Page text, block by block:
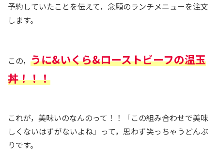
予約していたことを伝えて，念願のランチメニューを注文
します。
この， うに&いくら&ローストビーフの温玉
丼！！！
これが，美味いのなんのって！！「この組み合わせで美味
しくないはずがないよね」って，思わず笑っちゃうどんぶ
りです。